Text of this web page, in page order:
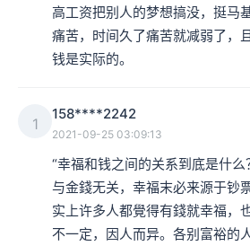
高工资把别人的梦想搞没，挺马
痛苦，时间久了痛苦就减弱了，
钱是实际的。
1
158****2242
2021-09-25 03:09:13
“幸福和钱之间的关系到底是什
与金錢无关，幸福末必来源于钞
实上许多人都覺得有錢就幸福，
不一定，因人而异。各别富裕的